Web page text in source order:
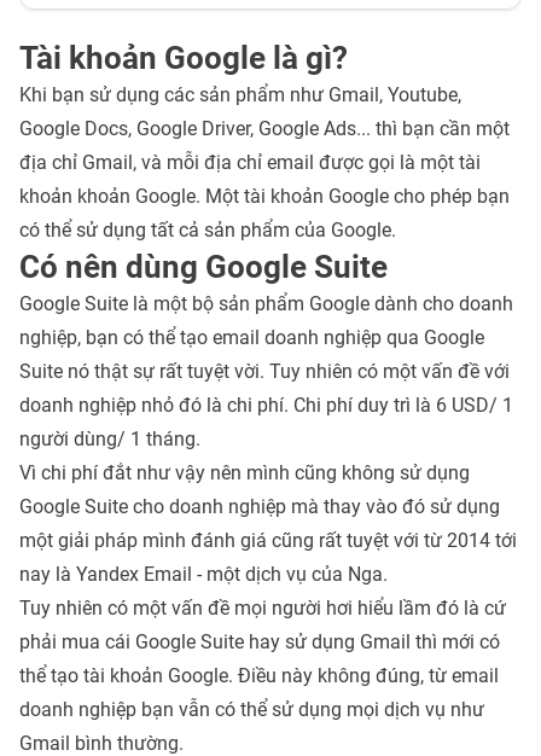
Tài khoản Google là gì?
Khi bạn sử dụng các sản phẩm như Gmail, Youtube,
Google Docs, Google Driver, Google Ads... thì bạn cần một
địa chỉ Gmail, và mỗi địa chỉ email được gọi là một tài
khoản khoản Google. Một tài khoản Google cho phép bạn
có thể sử dụng tất cả sản phẩm của Google.
Có nên dùng Google Suite
Google Suite là một bộ sản phẩm Google dành cho doanh
nghiệp, bạn có thể tạo email doanh nghiệp qua Google
Suite nó thật sự rất tuyệt vời. Tuy nhiên có một vấn đề với
doanh nghiệp nhỏ đó là chi phí. Chi phí duy trì là 6 USD/ 1
người dùng/ 1 tháng.
Vì chi phí đắt như vậy nên mình cũng không sử dụng
Google Suite cho doanh nghiệp mà thay vào đó sử dụng
một giải pháp mình đánh giá cũng rất tuyệt với từ 2014 tới
nay là Yandex Email - một dịch vụ của Nga.
Tuy nhiên có một vấn đề mọi người hơi hiểu lầm đó là cứ
phải mua cái Google Suite hay sử dụng Gmail thì mới có
thể tạo tài khoản Google. Điều này không đúng, từ email
doanh nghiệp bạn vẫn có thể sử dụng mọi dịch vụ như
Gmail bình thường.